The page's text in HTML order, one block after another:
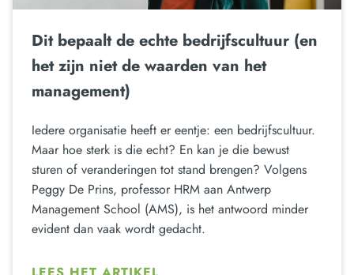
Dit bepaalt de echte bedrijfscultuur (en
het zijn niet de waarden van het
management)
Iedere organisatie heeft er eentje: een bedrijfscultuur.
Maar hoe sterk is die echt? En kan je die bewust
sturen of veranderingen tot stand brengen? Volgens
Peggy De Prins, professor HRM aan Antwerp
Management School (AMS), is het antwoord minder
evident dan vaak wordt gedacht.